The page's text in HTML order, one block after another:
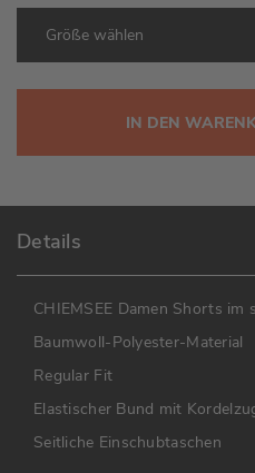
IN DEN
Details
CHIEMSEE Damen Shorts
Baumwoll-Polyester-Material
Regular Fit
Elastischer Bund mit
Seitliche Einschubtaschen